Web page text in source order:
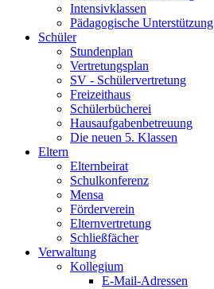
Intensivklassen
Pädagogische Unterstützung
Schüler
Stundenplan
Vertretungsplan
SV - Schülervertretung
Freizeithaus
Schülerbücherei
Hausaufgabenbetreuung
Die neuen 5. Klassen
Eltern
Elternbeirat
Schulkonferenz
Mensa
Förderverein
Elternvertretung
Schließfächer
Verwaltung
Kollegium
E-Mail-Adressen